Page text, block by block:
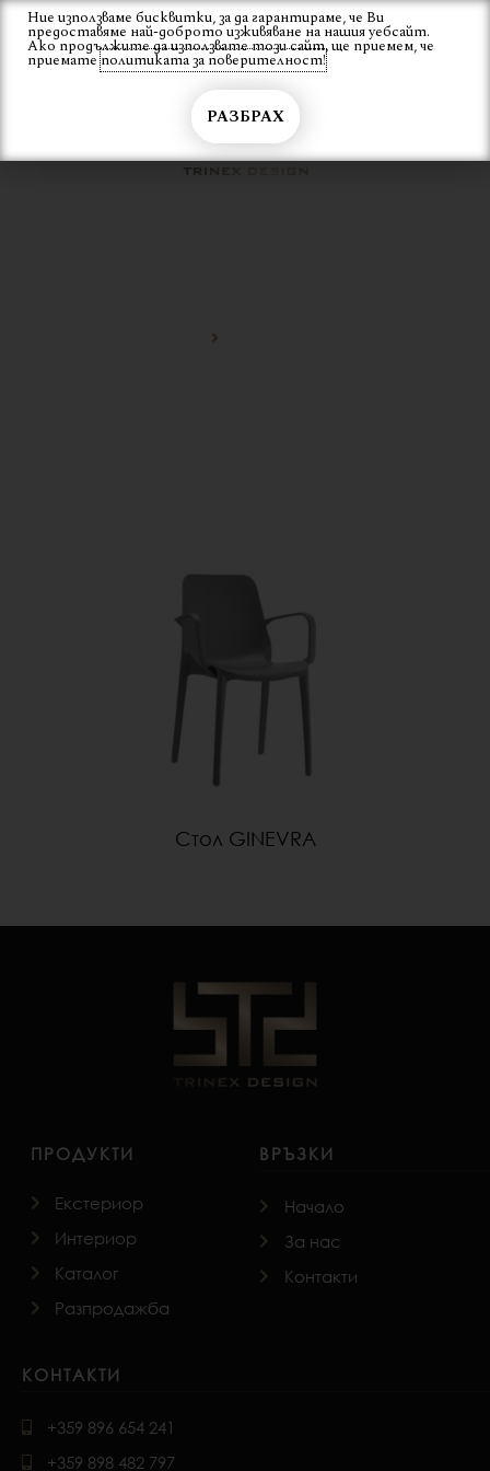
Skip
content
Вход
Стол GINEVRA
ПРОДУКТИ
Екстериор
Интериор
Каталог
Разпродажба
ВРЪЗКИ
Начало
За нас
Контакти
КОНТАКТИ
+359 896 654 241
+359 898 482 797
Ние използваме бисквитки, за да гарантираме, че Ви
предоставяме най-доброто изживяване на нашия уебсайт.
Ако продължите да използвате този сайт, ще приемем, че
приематеполитиката за поверителност!
РАЗБРАХ